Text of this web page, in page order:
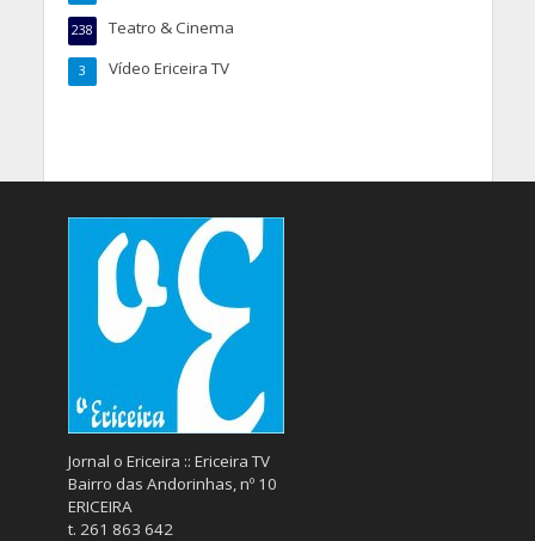
Teatro & Cinema
238
Vídeo Ericeira TV
3
Jornal o Ericeira :: Ericeira TV
Bairro das Andorinhas, nº 10
ERICEIRA
t. 261 863 642